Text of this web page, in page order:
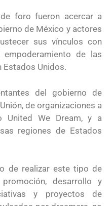
foro fueron acercar a
de México y actores
sus vínculos con
de las
Estados Unidos.
del gobierno de
de organizaciones a
United We Dream, y a
regiones de Estados
de realizar este tipo de
desarrollo y
y proyectos de